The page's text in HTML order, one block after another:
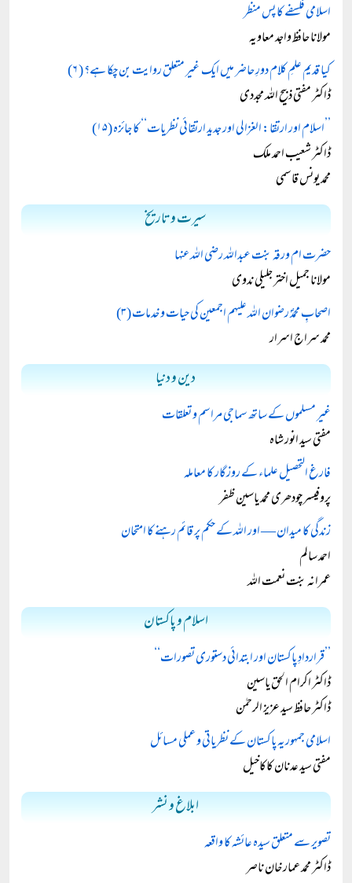
اسلامی فلسفے کا پس منظر
مولانا حافظ واجد معاویہ
کیا قدیم علمِ کلام دورِ حاضر میں ایک غیر متعلق روایت بن چکا ہے؟ ( ۶)
ڈاکٹر مفتی ذبیح اللہ مجددی
’’اسلام اور ارتقا: الغزالی اور جدید ارتقائی نظریات‘‘ کا جائزہ (۱۵)
ڈاکٹر شعیب احمد ملک
محمد یونس قاسمی
سیرت و تاریخ
حضرت ام ورقہ بنت عبداللہ رضی اللہ عنہا
مولانا جمیل اختر جلیلی ندوی
اصحابِ محمدؐ رضوان اللہ علیہم اجمعین کی حیات و خدمات (۳)
محمد سراج اسرار
دین و دنیا
غیر مسلموں کے ساتھ سماجی مراسم و تعلقات
مفتی سید انور شاہ
فارغ التحصیل علماء کے روزگار کا معاملہ
پروفیسر چودھری محمد یاسین ظفر
زندگی کا میدان — اور اللہ کے حکم پر قائم رہنے کا امتحان
احمد سالم
عمرانہ بنت نعمت اللہ
اسلام و پاکستان
’’قراردادِ پاکستان اور ابتدائی دستوری تصورات‘‘
ڈاکٹر اکرام الحق یاسین
ڈاکٹر حافظ سید عزیز الرحمٰن
اسلامی جمہوریہ پاکستان کے نظریاتی و عملی مسائل
مفتی سید عدنان کاکاخیل
ابلاغ و نشر
تصویر سے متعلق سیدہ عائشہ کا واقعہ
ڈاکٹر محمد عمار خان ناصر